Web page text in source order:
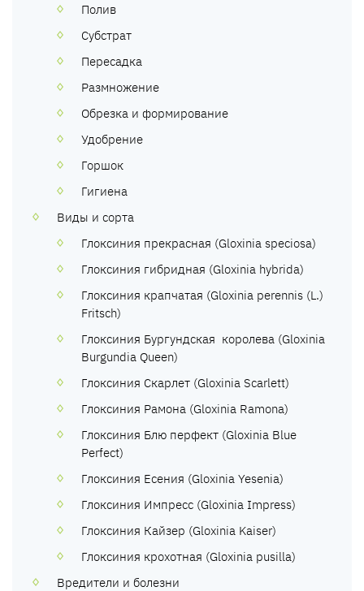
Полив
Субстрат
Пересадка
Размножение
Обрезка и формирование
Удобрение
Горшок
Гигиена
Виды и сорта
Глоксиния прекрасная (Gloxinia speciosa)
Глоксиния гибридная (Gloxinia hybrida)
Глоксиния крапчатая (Gloxinia perennis (L.)
Fritsch)
Глоксиния Бургундская королева (Gloxinia
Burgundia Queen)
Глоксиния Скарлет (Gloxinia Scarlett)
Глоксиния Рамона (Gloxinia Ramona)
Глоксиния Блю перфект (Gloxinia Blue
Perfect)
Глоксиния Есения (Gloxinia Yesenia)
Глоксиния Импресс (Gloxinia Impress)
Глоксиния Кайзер (Gloxinia Kaiser)
Глоксиния крохотная (Gloxinia pusilla)
Вредители и болезни